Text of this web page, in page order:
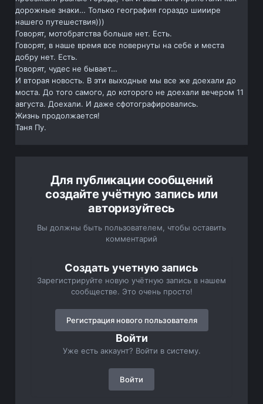
дорожные знаки… Только география гораздо шииире
нашего путешествия)))
Говорят, мотобратства больше нет. Есть.
Говорят, в наше время все повернуты на себе и места
добру нет. Есть.
Говорят, чудес не бывает…
И вторая новость. В эти выходные мы все же доехали до
моста. До того самого, до которого не доехали вечером 11
августа. Доехали. И даже сфотографировались.
Жизнь продолжается!
Таня Пу.
Для публикации сообщений
создайте учётную запись или
авторизуйтесь
Вы должны быть пользователем, чтобы оставить
комментарий
Создать учетную запись
Зарегистрируйте новую учётную запись в нашем
сообществе. Это очень просто!
Регистрация нового пользователя
Войти
Уже есть аккаунт? Войти в систему.
Войти